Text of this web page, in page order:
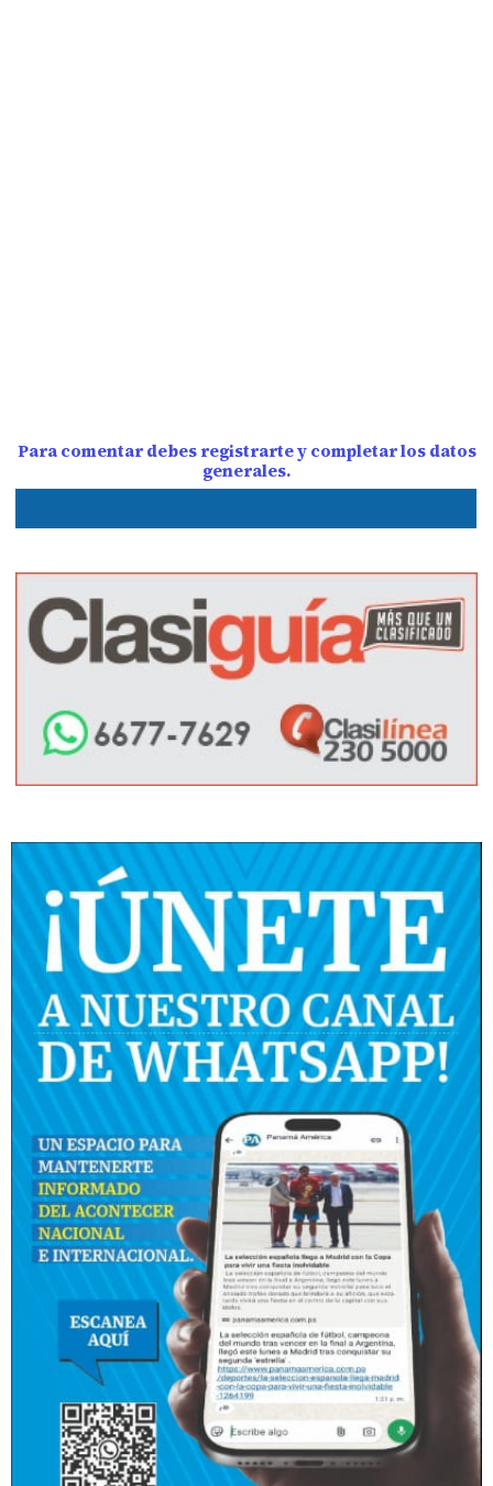
Para comentar debes registrarte y completar los datos
generales.